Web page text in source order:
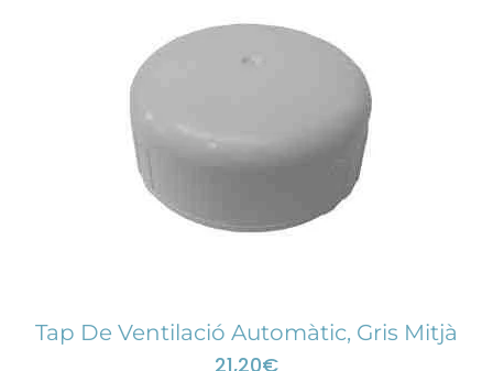
Tap De Ventilació Automàtic, Gris Mitjà
21,20€